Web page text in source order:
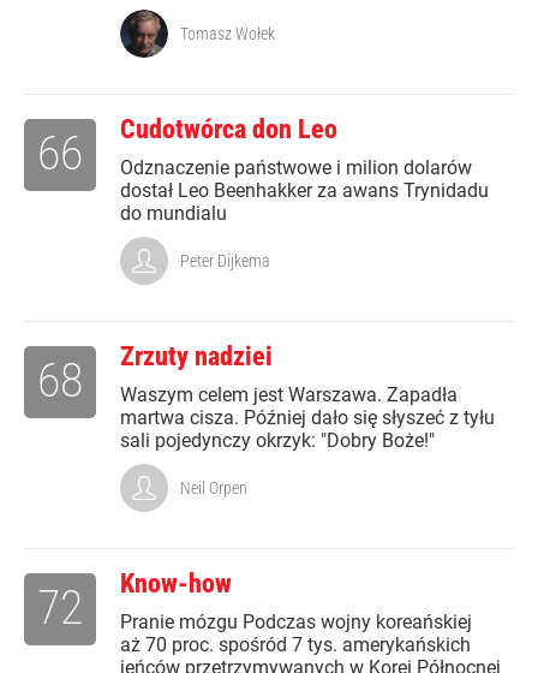
Tomasz Wołek
Cudotwórca don Leo
Odznaczenie państwowe i milion dolarów
dostał Leo Beenhakker za awans Trynidadu
do mundialu
66
Peter Dijkema
Zrzuty nadziei
Waszym celem jest Warszawa. Zapadła
martwa cisza. Później dało się słyszeć z tyłu
sali pojedynczy okrzyk: "Dobry Boże!"
68
Neil Orpen
Know-how
Pranie mózgu Podczas wojny koreańskiej
aż 70 proc. spośród 7 tys. amerykańskich
jeńców przetrzymywanych w Korei Północnej
72